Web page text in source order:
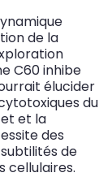
de la
C60 inhibe
élucider
du
et la
des
de
cellulaires.